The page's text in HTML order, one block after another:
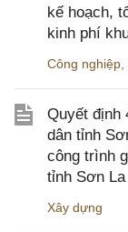
kế hoạch,
kinh phí
Công nghiệp
Quyết định
dân tỉnh
công trình
tỉnh Sơn La
Xây dựng